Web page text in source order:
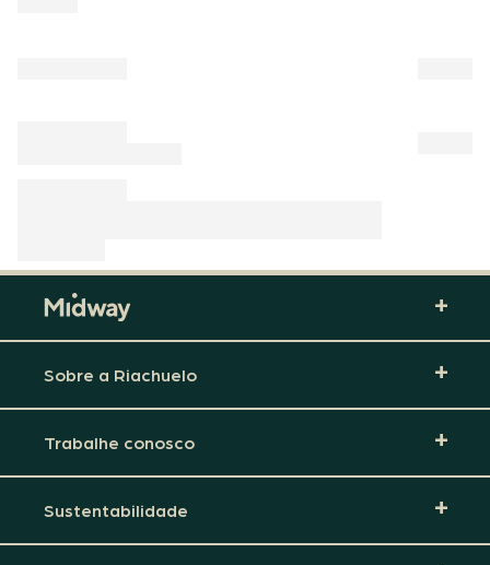
Sobre a Riachuelo
Trabalhe conosco
Sustentabilidade